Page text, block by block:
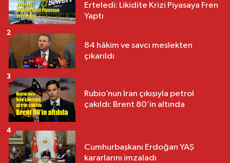
Erteledi: Likidite Krizi Piyasaya Fren
Yaptı
84 hâkim ve savcı meslekten
çıkarıldı
2
Rubio’nun İran çıkışıyla petrol
çakıldı: Brent 80’in altında
3
Cumhurbaşkanı Erdoğan YAŞ
kararlarını imzaladı
4